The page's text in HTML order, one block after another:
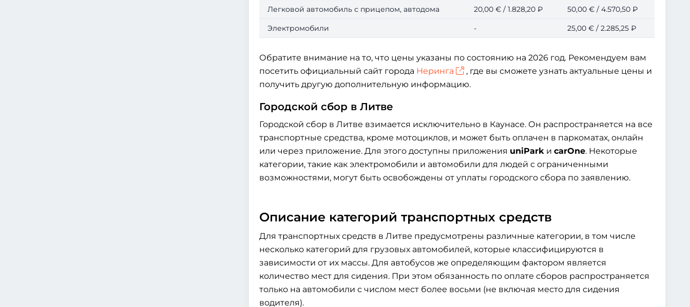
Легковой автомобиль с прицепом, автодома 20,00 € / 1.828,20 ₽ 50,00 € / 4.570,50 ₽
Электромобили - 25,00 € / 2.285,25 ₽
Обратите внимание на то, что цены указаны по состоянию на 2026 год. Рекомендуем вам
посетить официальный сайт города Неринга
, где вы сможете узнать актуальные цены и
получить другую дополнительную информацию.
Городской сбор в Литве
Городской сбор в Литве взимается исключительно в Каунасе. Он распространяется на все
транспортные средства, кроме мотоциклов, и может быть оплачен в паркоматах, онлайн
или через приложение. Для этого доступны приложения uniPark иcarOne. Некоторые
категории, такие как электромобили и автомобили для людей с ограниченными
возможностями, могут быть освобождены от уплаты городского сбора по заявлению.
Описание категорий транспортных средств
Для транспортных средств в Литве предусмотрены различные категории, в том числе
несколько категорий для грузовых автомобилей, которые классифицируются в
зависимости от их массы. Для автобусов же определяющим фактором является
количество мест для сидения. При этом обязанность по оплате сборов распространяется
только на автомобили с числом мест более восьми (не включая место для сидения
водителя).